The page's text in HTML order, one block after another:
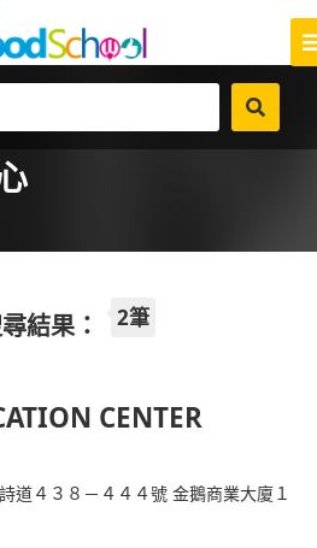
結果： 2筆
CENTER
道４３８－４４４號 金鵝商業大廈１